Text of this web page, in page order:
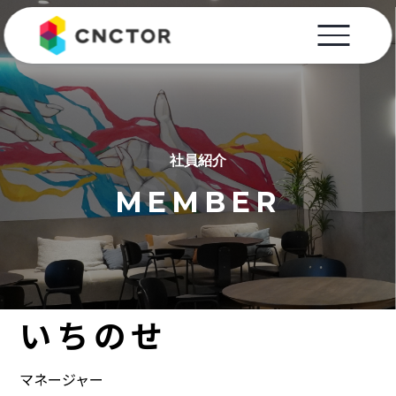
社員紹介
MEMBER
いちのせ
マネージャー